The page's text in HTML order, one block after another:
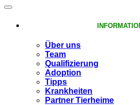
Über uns
Team
Qualifizierung
Adoption
Tipps
Krankheiten
Partner Tierheime